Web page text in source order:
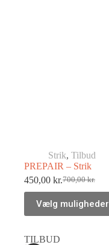
Strik, Tilbud
PREPAIR – Strik
700,00kr.
450,00 kr.
Vælg muligheder
TILBUD